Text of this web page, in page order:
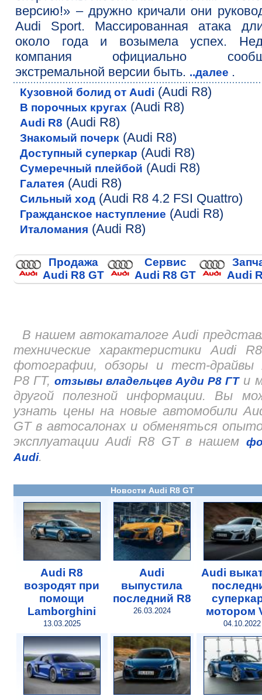
версию!» – дружно кричали они
Audi Sport. Массированная атака
около года и возымела успех.
компания официально
экстремальной версии быть. ..далее .
Кузовной болид от Audi (Audi R8)
В порочных кругах(Audi R8)
Audi R8 (Audi R8)
Знакомый почерк(Audi R8)
Доступный суперкар (Audi R8)
Сумеречный плейбой (Audi R8)
Галатея (Audi R8)
Сильный ход(Audi R8 4.2 FSI Quattro)
Гражданское наступление (Audi R8)
Италомания (Audi R8)
Продажа
Audi R8 GT
Сервис
Audi R8 GT
Audi
В нашем автокаталоге Audi
технические характеристики Audi
фотографии, обзоры и тест-драйвы
Р8 ГТ, отзывы владельцев Ауди Р8 ГТи
другой полезной информации. Вы
узнать цены на новые автомобили
GT в автосалонах и обменяться
эксплуатации Audi R8 GT в нашем
Audi.
Новости Audi R8 GT
Audi R8
возродят при
помощи
Lamborghini
13.03.2025
Audi
выпустила
последний R8
26.03.2024
Audi
мотором
04.10.2022